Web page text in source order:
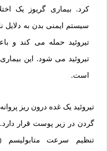
کرد. بیماری گریوز یک
سیستم ایمنی بدن به دلایل
تیروئید حمله می کند و
تیروئید می شود. این
است.
تیروئید یک غده درون ریز
گردن در زیر پوست قرار
تنظیم سرعت متابولیسم